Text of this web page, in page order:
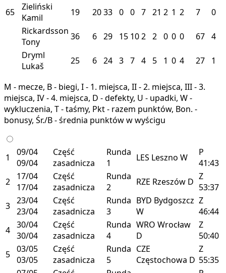
65
Zieliński
Kamil
19 2033 0 0 7 21 2 1 2 7
0
Rickardsson
Tony
36 6 29 15 102 2 0 0 0 67 4
Dryml
Lukaš
25 6 24 3 7 4 5 1 0 4 27 1
M - mecze, B - biegi, I - 1. miejsca, II - 2. miejsca, III - 3.
miejsca, IV - 4. miejsca, D - defekty, U - upadki, W -
wykluczenia, T - taśmy, Pkt - razem punktów, Bon. -
bonusy, Śr./B - średnia punktów w wyścigu
1
09/04
09/04
Część
zasadnicza
Runda
1
LES Leszno W
P
41:43
2
17/04
17/04
Część
zasadnicza
Runda
2
RZE Rzeszów D Z
53:37
3 23/04
23/04
Część
zasadnicza
Runda
3
BYD Bydgoszcz
W
Z
46:44
4 30/04
30/04
Część
zasadnicza
Runda
4
WRO Wrocław
D
Z
50:40
5 03/05
03/05
Część
zasadnicza
Runda
5
CZE
Częstochowa D
Z
55:35